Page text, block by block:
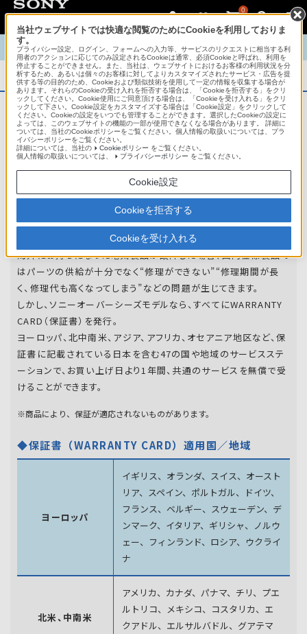
0
TOP 商品概要 商品情報 English 中文
商品概要
アフターサービス
オーバーシーズモデルは、いろいろな国
地域で共通の保証を実施しています。
世界47の国や地域で共通の保証サービスを実施し
ています。
海外にお持ちになった電気製品が故障した場合、国内仕様製品で
はパーツの供給が十分でなく“修理ができない”“修理期間が長
く、修理代も高くなってしまう”などの問題が生じてきます。
しかし、ソニーオーバーシーズモデルなら、すべてにWARRANTY
CARD（保証書）を発行。
ヨーロッパ、北中南米、アジア、アフリカ、オセアニア地区など、保
証書に記載されている日本を含む47の国や地域のサービスステ
ーションで、お買い上げ日より1年間、共通のサービスを無償で受
けることができます。
※商品により、保証が適応されないものがあります。
◆保証書（WARRANTY CARD）適用国／地域
ヨーロッパ
イギリス、オランダ、スイス、オースト
リア、スペイン、 ポルトガル、ドイツ、
フランス、ベルギー、スウェーデン、 デ
ンマーク、イタリア、ギリシャ、ノルウ
ェー、フィンランド、 ロシア、ウクライ
ナ
北米、中南米
アメリカ、カナダ、パナマ、チリ、プエ
ルトリコ、メキシコ、 コスタリカ、エ
クアドル、エルサルバドル、グアテマ
当社ウェブサイトでは快適な閲覧のためにCookieを利用しておりま
す。
プライバシー設定、ログイン、フォームへの入力等、サービスのリクエストに相当する利
用者のアクションに応じてのみ設定されるCookieは通常、必須Cookieと呼ばれ、利用を
停止することができません。また、当社は、ウェブサイトにおけるお客様の利用状況を分
析するため、あるいは個々のお客様に対してよりカスタマイズされたサービス・広告を提
供する等の目的のため、Cookieおよび類似技術を使用して一定の情報を収集する場合が
あります。それらのCookieの受け入れを拒否する場合は、「Cookieを拒否する」をクリ
ックしてください。Cookie使用にご同意頂ける場合は、「Cookieを受け入れる」をクリ
ックして下さい。Cookie設定をカスタマイズする場合は「Cookie設定」をクリックして
ください。Cookieの設定をいつでも管理することができます。選択したCookieの設定に
よっては、このウェブサイトの機能の一部が使用できなくなる場合があります。 詳細に
ついては、当社のCookieポリシーをご覧ください。個人情報の取扱いについては、プラ
イバシーポリシーをご覧ください。
詳細については、当社の
Cookieポリシー をご覧ください。
個人情報の取扱いについては、
プライバシーポリシー をご覧ください。
Cookie設定
Cookieを拒否する
Cookieを受け入れる